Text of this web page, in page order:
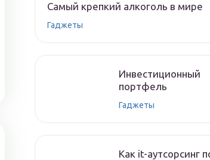
Самый крепкий алкоголь в мире
Гаджеты
Инвестиционный
портфель
Гаджеты
Как it-аутсорсинг